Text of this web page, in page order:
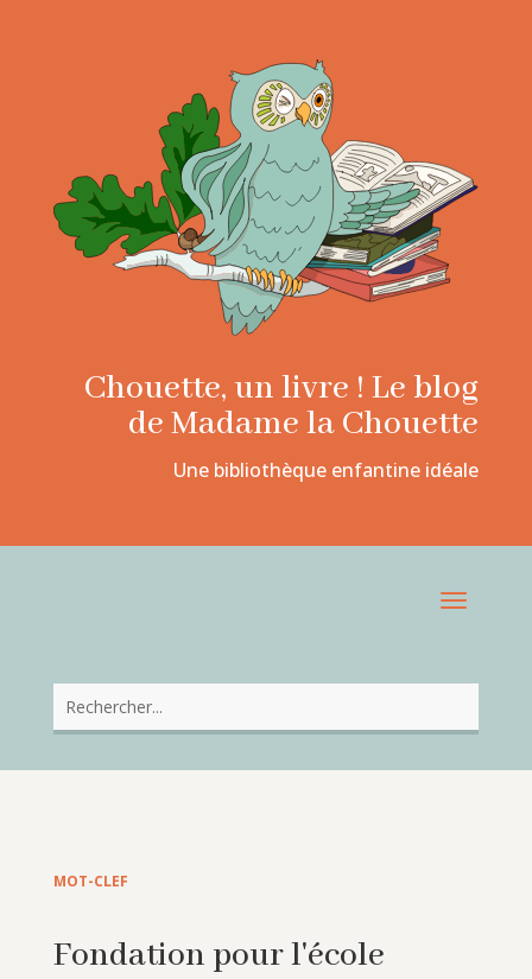
Chouette, un livre ! Le blog
de Madame la Chouette
Une bibliothèque enfantine idéale
MOT-CLEF
Fondation pour l'école